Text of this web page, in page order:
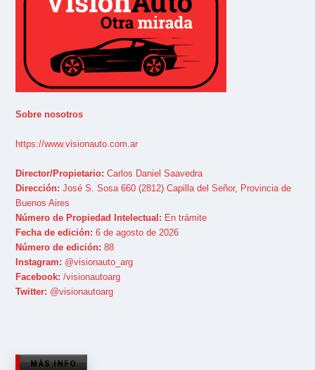
Sobre nosotros
https://www.visionauto.com.ar
Director/Propietario: Carlos Daniel Saavedra
Dirección: José S. Sosa 660 (2812) Capilla del Señor, Provincia de
Buenos Aires
Número de Propiedad Intelectual: En trámite
Fecha de edición: 6 de agosto de 2026
Número de edición: 88
Instagram: @visionauto_arg
Facebook: /visionautoarg
Twitter: @visionautoarg
MÁS INFO